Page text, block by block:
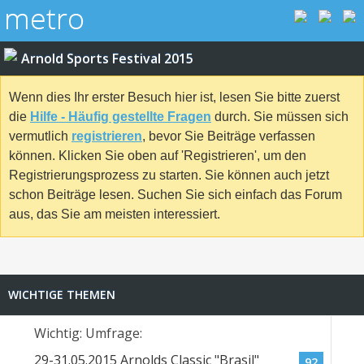
Arnold Sports Festival 2015
Wenn dies Ihr erster Besuch hier ist, lesen Sie bitte zuerst
die Hilfe - Häufig gestellte Fragen durch. Sie müssen sich
vermutlich registrieren, bevor Sie Beiträge verfassen
können. Klicken Sie oben auf 'Registrieren', um den
Registrierungsprozess zu starten. Sie können auch jetzt
schon Beiträge lesen. Suchen Sie sich einfach das Forum
aus, das Sie am meisten interessiert.
WICHTIGE THEMEN
Wichtig: Umfrage:
29-31.05.2015 Arnolds Classic "Brasil"